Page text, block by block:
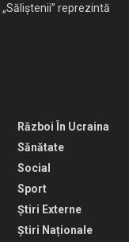
reprezintă
Război În Ucraina
Sănătate
Social
Sport
Știri Externe
Știri Naționale